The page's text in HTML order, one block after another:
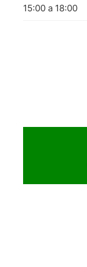
15:00 a 18:00